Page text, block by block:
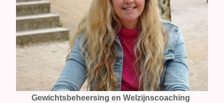
Gewichtsbeheersing en Welzijnscoaching